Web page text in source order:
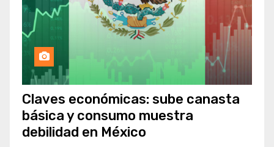
Claves económicas: sube canasta
básica y consumo muestra
debilidad en México